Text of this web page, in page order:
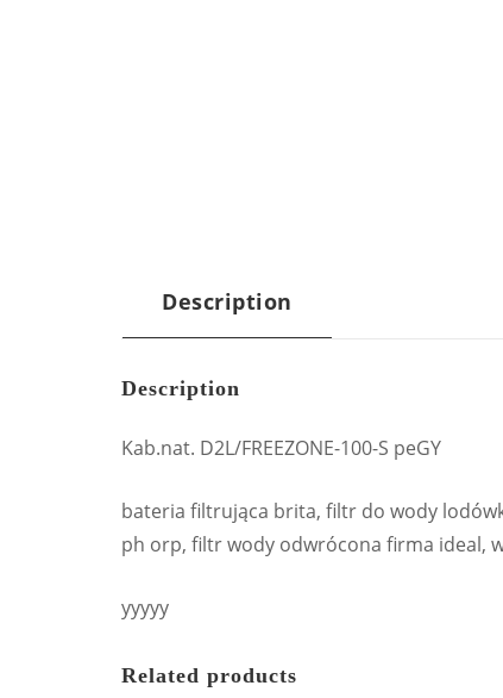
Description
Description
Kab.nat. D2L/FREEZONE-100-S peGY
bateria filtrująca brita, filtr do wody
ph orp, filtr wody odwrócona firma ideal,
yyyyy
Related products